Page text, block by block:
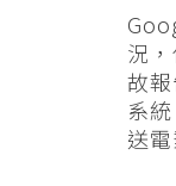
況
故
系
送